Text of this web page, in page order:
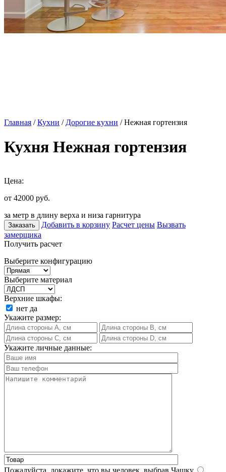
Главная /Кухни / Дорогие кухни / Нежная гортензия
Кухня Нежная гортензия
Цена:
от 42000 руб.
за метр в длину верха и низа гарнитура
Заказать Добавить в корзину Расчет цены Вызвать
замерщика
Получить расчет
Выберите конфигурацию
Выберите материал
Верхние шкафы:
нет да
Укажите размер:
Укажите личные данные:
Пожалуйста, докажите, что вы человек, выбрав Чашку.